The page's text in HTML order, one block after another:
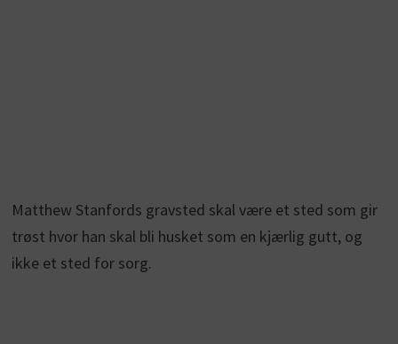
Matthew Stanfords gravsted skal være et sted som gir
trøst hvor han skal bli husket som en kjærlig gutt, og
ikke et sted for sorg.